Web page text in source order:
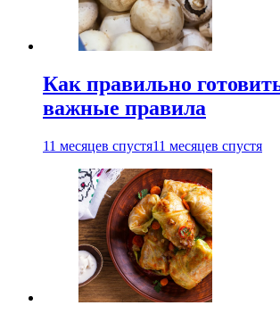
Как правильно
важные правила
11 месяцев спустя11 месяцев спустя